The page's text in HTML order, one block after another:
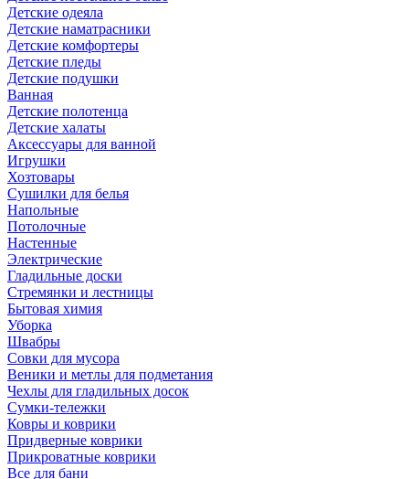
Детские одеяла
Детские наматрасники
Детские комфортеры
Детские пледы
Детские подушки
Ванная
Детские полотенца
Детские халаты
Аксессуары для ванной
Игрушки
Хозтовары
Сушилки для белья
Напольные
Потолочные
Настенные
Электрические
Гладильные доски
Стремянки и лестницы
Бытовая химия
Уборка
Швабры
Совки для мусора
Веники и метлы для подметания
Чехлы для гладильных досок
Сумки-тележки
Ковры и коврики
Придверные коврики
Прикроватные коврики
Все для бани